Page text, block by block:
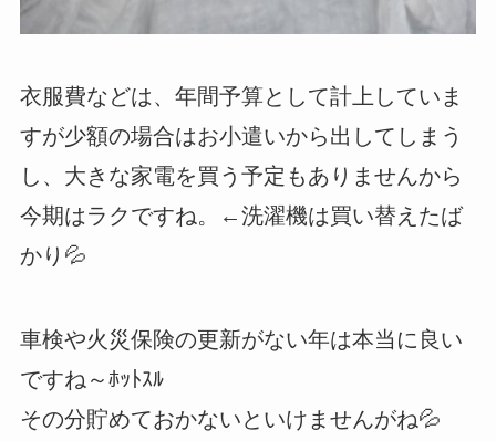
衣服費などは、年間予算として計上していま
すが少額の場合はお小遣いから出してしまう
し、大きな家電を買う予定もありませんから
今期はラクですね。←洗濯機は買い替えたば
かり💦
車検や火災保険の更新がない年は本当に良い
ですね～ﾎｯﾄｽﾙ
その分貯めておかないといけませんがね💦